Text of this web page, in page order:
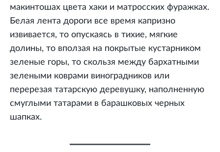
макинтошах цвета хаки и матросских фуражках.
Белая лента дороги все время капризно
извивается, то опускаясь в тихие, мягкие
долины, то вползая на покрытые кустарником
зеленые горы, то скользя между бархатными
зелеными коврами виноградников или
перерезая татарскую деревушку, наполненную
смуглыми татарами в барашковых черных
шапках.